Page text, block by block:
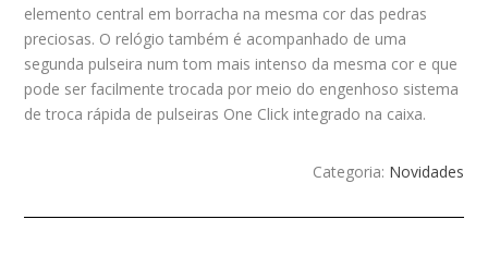
elemento central em borracha na mesma cor das pedras
preciosas. O relógio também é acompanhado de uma
segunda pulseira num tom mais intenso da mesma cor e que
pode ser facilmente trocada por meio do engenhoso sistema
de troca rápida de pulseiras One Click integrado na caixa.
Categoria: Novidades